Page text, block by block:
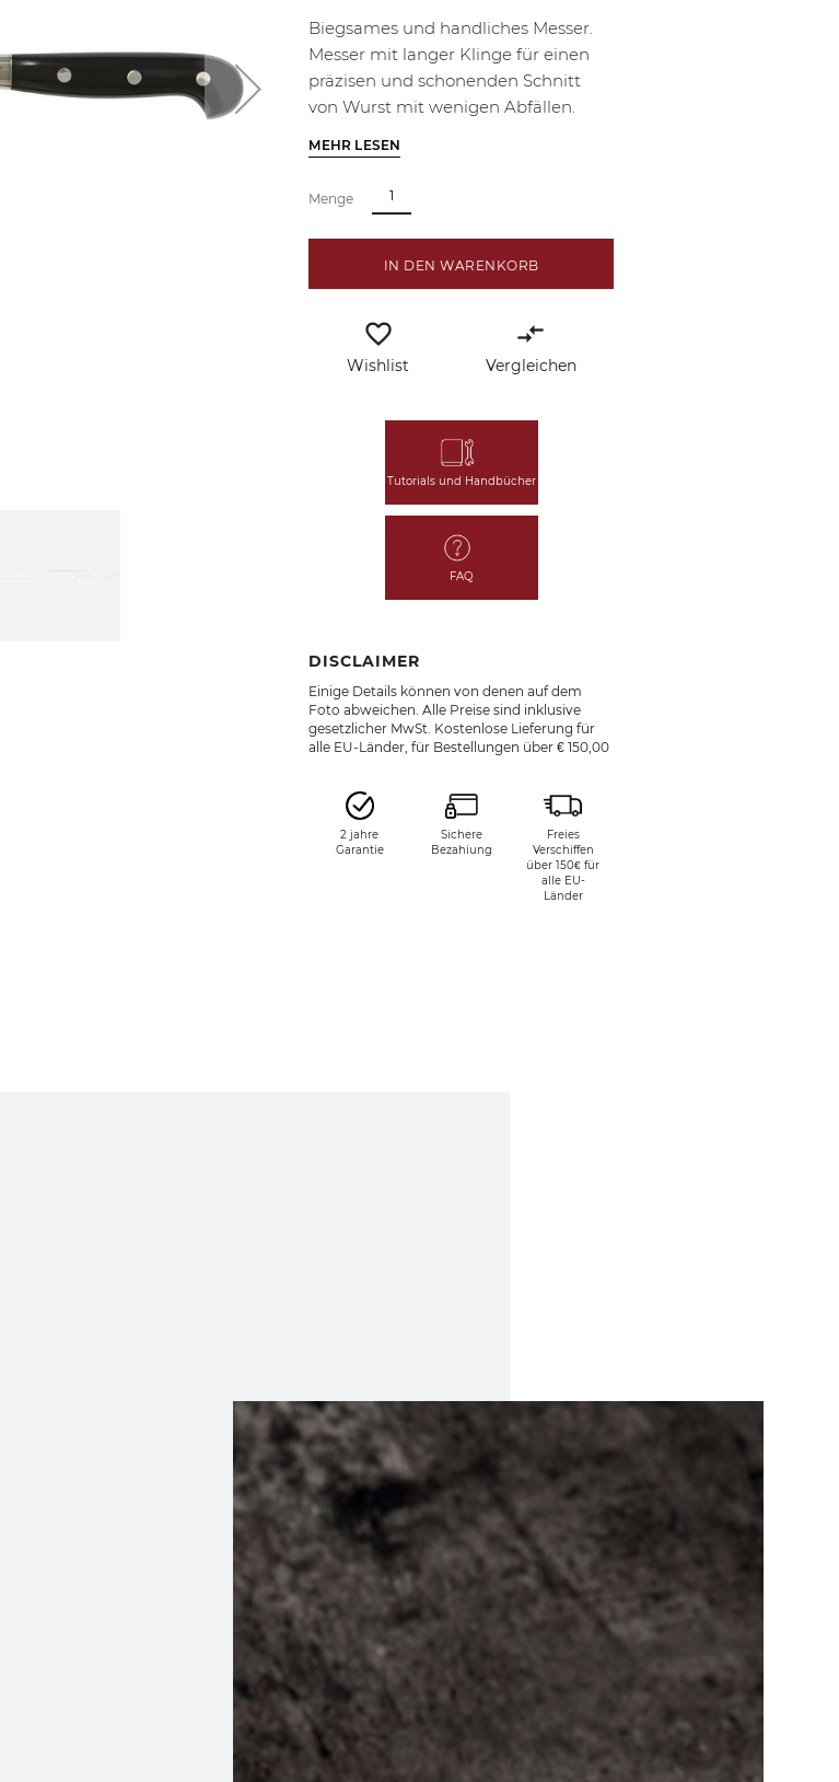
Biegsames und handliches Messer.
Messer mit langer Klinge für einen
präzisen und schonenden Schnitt
von Wurst mit wenigen Abfällen.
MEHR LESEN
Menge
IN DEN WARENKORB
favorite_border
Wishlist
compare_arrows
Vergleichen
Tutorials und Handbücher
FAQ
DISCLAIMER
Einige Details können von denen auf dem
Foto abweichen. Alle Preise sind inklusive
gesetzlicher MwSt. Kostenlose Lieferung für
alle EU-Länder, für Bestellungen über € 150,00
2 jahre
Garantie
Sichere
Bezahiung
Freies
Verschiffen
über 150€ für
alle EU-
Länder